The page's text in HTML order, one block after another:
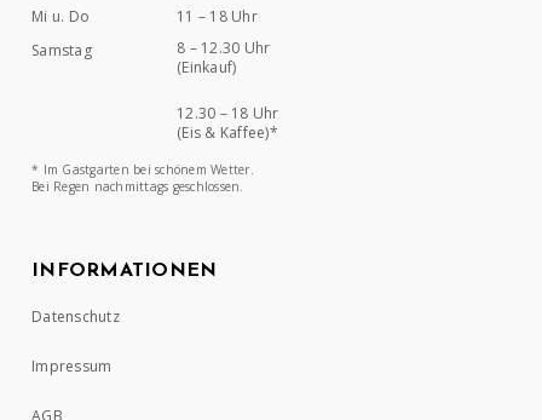
Mi u. Do
11 – 18 Uhr
Samstag
8 – 12.30 Uhr
(Einkauf)
12.30 – 18 Uhr
(Eis & Kaffee)*
* Im Gastgarten bei schönem Wetter.
Bei Regen nachmittags geschlossen.
INFORMATIONEN
Datenschutz
Impressum